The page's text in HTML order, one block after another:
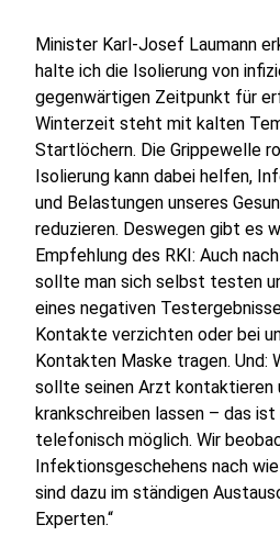
Minister Karl-Josef Laumann
halte ich die Isolierung von
gegenwärtigen Zeitpunkt für
Winterzeit steht mit kalten
Startlöchern. Die Grippewelle
Isolierung kann dabei helfen,
und Belastungen unseres
reduzieren. Deswegen gibt es
Empfehlung des RKI: Auch
sollte man sich selbst testen
eines negativen
Kontakte verzichten oder bei
Kontakten Maske tragen. Und:
sollte seinen Arzt kontaktieren
krankschreiben lassen – das
telefonisch möglich. Wir
Infektionsgeschehens nach
sind dazu im ständigen
Experten.“